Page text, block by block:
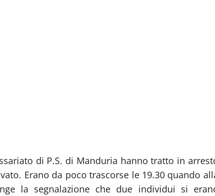
di P.S. di Manduria hanno tratto in
Erano da poco trascorse le 19.30 quando
la segnalazione che due individui si